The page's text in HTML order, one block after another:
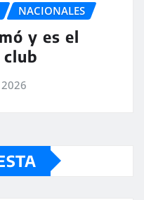
NACIONALES
y es el